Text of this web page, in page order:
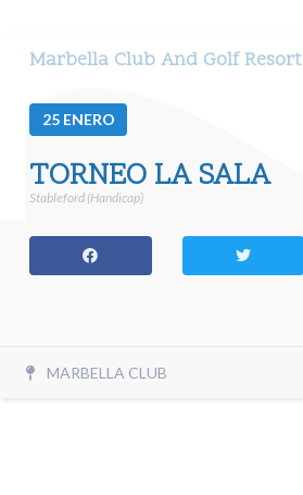
Marbella Club And Golf Resort
25 ENERO
TORNEO LA SALA
Stableford (Handicap)
MARBELLA CLUB